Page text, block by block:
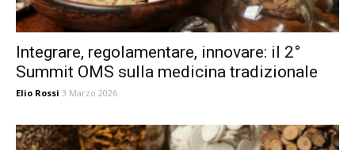
Integrare, regolamentare, innovare: il 2°
Summit OMS sulla medicina tradizionale
Elio Rossi 3 Marzo 2026